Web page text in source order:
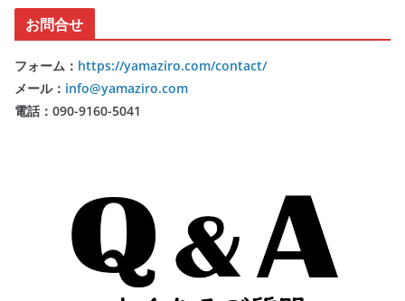
お問合せ
フォーム： https://yamaziro.com/contact/
メール： info@yamaziro.com
電話：090-9160-5041